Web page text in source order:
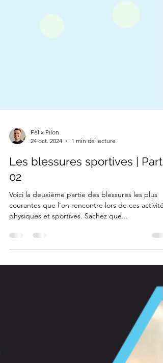
24 oct. 2024
1 min de lecture
Les blessures sportives |
02
Voici la deuxième partie des blessures les plus
physiques et sportives. Sachez que...